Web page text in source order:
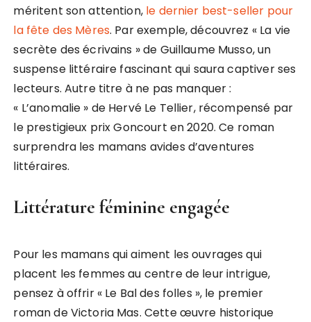
méritent son attention, le dernier best-seller pour
la fête des Mères. Par exemple, découvrez « La vie
secrète des écrivains » de Guillaume Musso, un
suspense littéraire fascinant qui saura captiver ses
lecteurs. Autre titre à ne pas manquer :
« L’anomalie » de Hervé Le Tellier, récompensé par
le prestigieux prix Goncourt en 2020. Ce roman
surprendra les mamans avides d’aventures
littéraires.
Littérature féminine engagée
Pour les mamans qui aiment les ouvrages qui
placent les femmes au centre de leur intrigue,
pensez à offrir « Le Bal des folles », le premier
roman de Victoria Mas. Cette œuvre historique